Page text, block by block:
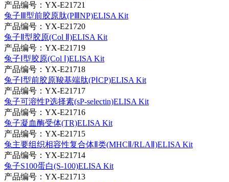
产品编号：YX-E21721
兔子Ⅲ型前胶原肽(PⅢNP)ELISA Kit
产品编号：YX-E21720
兔子Ⅱ型胶原(Col Ⅱ)ELISA Kit
产品编号：YX-E21719
兔子Ⅰ型胶原(Col Ⅰ)ELISA Kit
产品编号：YX-E21718
兔子Ⅰ型前胶原羧基端肽(PⅠCP)ELISA Kit
产品编号：YX-E21717
兔子可溶性P选择素(sP-selectin)ELISA Kit
产品编号：YX-E21716
兔子凝血酶受体(TR)ELISA Kit
产品编号：YX-E21715
兔主要组织相容性复合体Ⅱ类(MHCⅡ/RLAⅡ)ELISA Kit
产品编号：YX-E21714
兔子S100蛋白(S-100)ELISA Kit
产品编号：YX-E21713